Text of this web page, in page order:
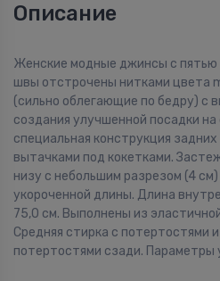
Описание
Женские модные джинсы с пятью
швы отстрочены нитками цвета
(сильно облегающие по бедру) с
создания улучшенной посадки
специальная конструкция
вытачками под кокетками.
низу с небольшим разрезом (4
укороченной длины. Длина
75,0 см. Выполнены из
Средняя стирка с потертостями
потертостями сзади. Параметры